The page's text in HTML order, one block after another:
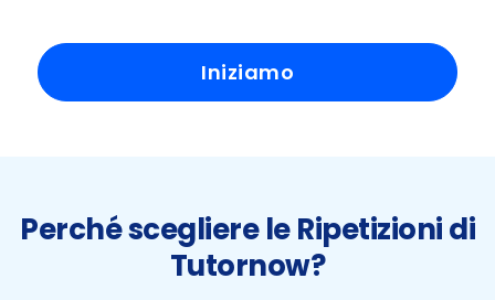
Iniziamo
Perché scegliere le Ripetizioni di
Tutornow?